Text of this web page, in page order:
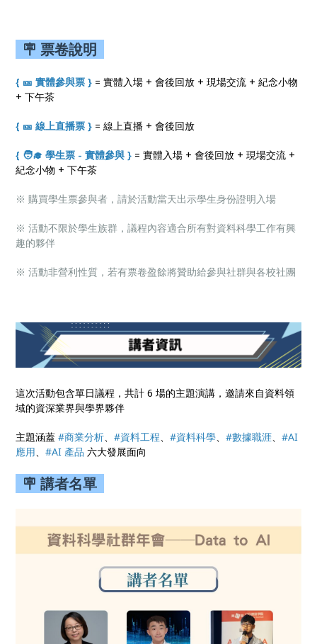
🪧 票卷說明
{ 🎫 實體參與票 } = 實體入場 + 會後回放 + 現場交流 + 紀念小物
+ 下午茶
{ 🎫 線上直播票 } = 線上直播 + 會後回放
{ 🧑‍🎓 學生票 - 實體參與 } = 實體入場 + 會後回放 + 現場交流 +
紀念小物 + 下午茶
※ 購買學生票參與者，請於活動當天出示學生身份證明入場
※ 活動不限於學生族群，議程內容適合所有對資料科學工作有興
趣的夥伴
※ 活動非營利性質，若有票卷盈餘將贊助給參與社群與各校社團
這次活動包含單日議程，共計 6 場的主題演講，邀請來自資料領
域的資深業界與學界夥伴
主題涵蓋 #商業分析、#資料工程、#資料科學、#數據職涯、#AI
應用、#AI 產品 六大發展面向
🪧 講者名單